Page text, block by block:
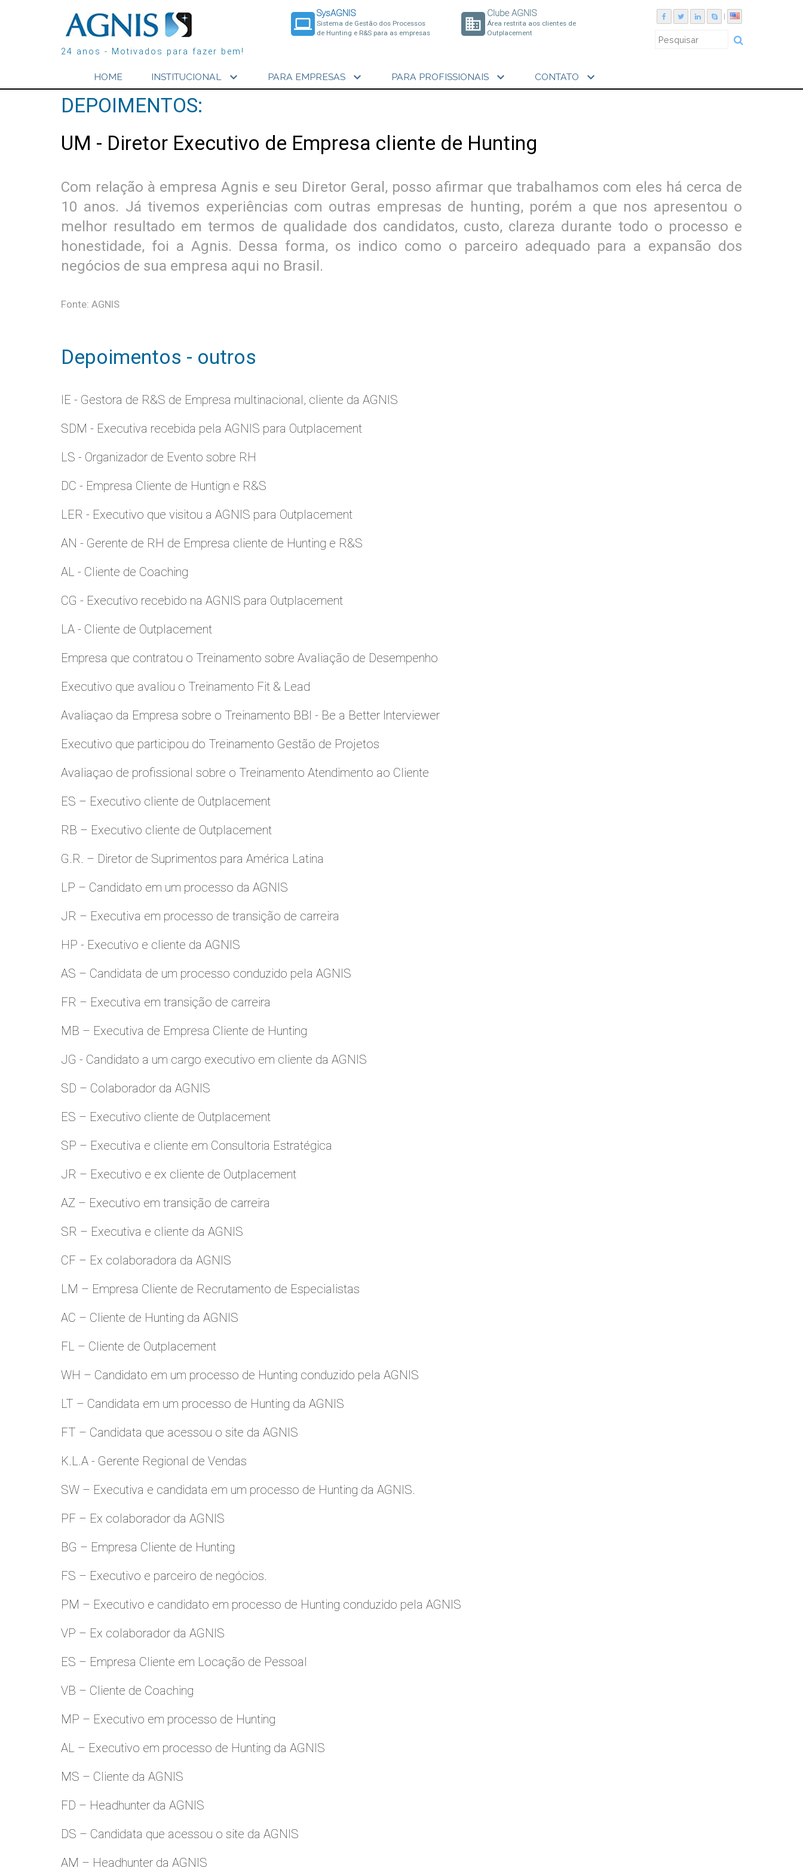
24 anos - Motivados para fazer bem!
laptop
SysAGNIS
Sistema de Gestão dos Processos
de Hunting e R&S para as empresas
business
Clube AGNIS
Área restrita aos clientes de
Outplacement
HOME INSTITUCIONAL expand_more PARA EMPRESAS expand_more PARA PROFISSIONAIS expand_more CONTATO expand_more
DEPOIMENTOS:
UM - Diretor Executivo de Empresa cliente de Hunting
Com relação à empresa Agnis e seu Diretor Geral, posso afirmar que trabalhamos com eles há cerca de
10 anos. Já tivemos experiências com outras empresas de hunting, porém a que nos apresentou o
melhor resultado em termos de qualidade dos candidatos, custo, clareza durante todo o processo e
honestidade, foi a Agnis. Dessa forma, os indico como o parceiro adequado para a expansão dos
negócios de sua empresa aqui no Brasil.
Fonte: AGNIS
Depoimentos - outros
IE - Gestora de R&S de Empresa multinacional, cliente da AGNIS
SDM - Executiva recebida pela AGNIS para Outplacement
LS - Organizador de Evento sobre RH
DC - Empresa Cliente de Huntign e R&S
LER - Executivo que visitou a AGNIS para Outplacement
AN - Gerente de RH de Empresa cliente de Hunting e R&S
AL - Cliente de Coaching
CG - Executivo recebido na AGNIS para Outplacement
LA - Cliente de Outplacement
Empresa que contratou o Treinamento sobre Avaliação de Desempenho
Executivo que avaliou o Treinamento Fit & Lead
Avaliaçao da Empresa sobre o Treinamento BBI - Be a Better Interviewer
Executivo que participou do Treinamento Gestão de Projetos
Avaliaçao de profissional sobre o Treinamento Atendimento ao Cliente
ES – Executivo cliente de Outplacement
RB – Executivo cliente de Outplacement
G.R. – Diretor de Suprimentos para América Latina
LP – Candidato em um processo da AGNIS
JR – Executiva em processo de transição de carreira
HP - Executivo e cliente da AGNIS
AS – Candidata de um processo conduzido pela AGNIS
FR – Executiva em transição de carreira
MB – Executiva de Empresa Cliente de Hunting
JG - Candidato a um cargo executivo em cliente da AGNIS
SD – Colaborador da AGNIS
ES – Executivo cliente de Outplacement
SP – Executiva e cliente em Consultoria Estratégica
JR – Executivo e ex cliente de Outplacement
AZ – Executivo em transição de carreira
SR – Executiva e cliente da AGNIS
CF – Ex colaboradora da AGNIS
LM – Empresa Cliente de Recrutamento de Especialistas
AC – Cliente de Hunting da AGNIS
FL – Cliente de Outplacement
WH – Candidato em um processo de Hunting conduzido pela AGNIS
LT – Candidata em um processo de Hunting da AGNIS
FT – Candidata que acessou o site da AGNIS
K.L.A - Gerente Regional de Vendas
SW – Executiva e candidata em um processo de Hunting da AGNIS.
PF – Ex colaborador da AGNIS
BG – Empresa Cliente de Hunting
FS – Executivo e parceiro de negócios.
PM – Executivo e candidato em processo de Hunting conduzido pela AGNIS
VP – Ex colaborador da AGNIS
ES – Empresa Cliente em Locação de Pessoal
VB – Cliente de Coaching
MP – Executivo em processo de Hunting
AL – Executivo em processo de Hunting da AGNIS
MS – Cliente da AGNIS
FD – Headhunter da AGNIS
DS – Candidata que acessou o site da AGNIS
AM – Headhunter da AGNIS